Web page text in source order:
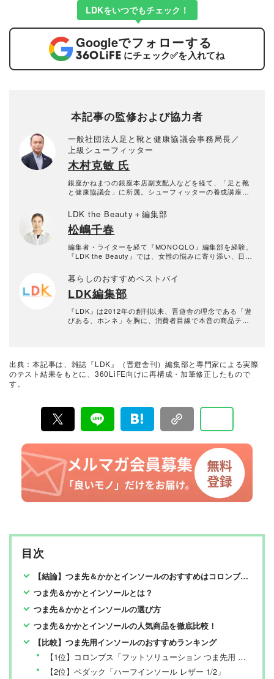
LDKをいつでもチェック！
Googleでフォローする
にチェック✅を入れてね
本記事の監修および協力者
一般社団法人足と靴と健康協議会事務局長／
上級シューフィッター
木村克敏 氏
銀座かねまつの銀座本店副支配人などを経て、「足と靴
と健康協議会」に所属。シューフィッターの養成講座や
躍中。
LDK the Beauty＋編集部
松嶋千春
編集者・ライターを経て『MONOQLO』編集部を経験。
『LDK the Beauty』では、女性の悩みに寄り添い、日常
す。とくに関心のある分野は、髪や頭皮のケアです。
暮らしのおすすめベストバイ
LDK編集部
『LDK』は2012年の創刊以来、晋遊舎の理念である「遊
びある、ホンネ」を胸に、消費者目線で本音の商品テス
て見つけた「本当に良いもの」と「お役立ち情報」を厳
選してあなたにお届け。編集長・高橋咲彩を中心に、11
出典：本記事は、雑誌『LDK』（晋遊舎刊）編集部と専門家による実際
のテスト結果をもとに、360LiFE向けに再構成・加筆修正したもので
す。
目次
【結論】つま先＆かかとインソールのおすすめはコロンブスとドクター・ショール【LDKが検証】
つま先＆かかとインソールとは？
つま先＆かかとインソールの選び方
つま先＆かかとインソールの人気商品を徹底比較！
【比較】つま先用インソールのおすすめランキング
【1位】コロンブス「フットソリューション つま先用 サイズ調整 レギュラー スエードクロ」
【2位】ペダック「ハーフインソール レザー 1/2」